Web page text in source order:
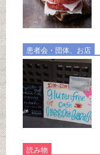
患者会・団体、お店
読み物